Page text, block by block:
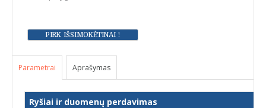
Parametrai Aprašymas
Ryšiai ir duomenų perdavimas